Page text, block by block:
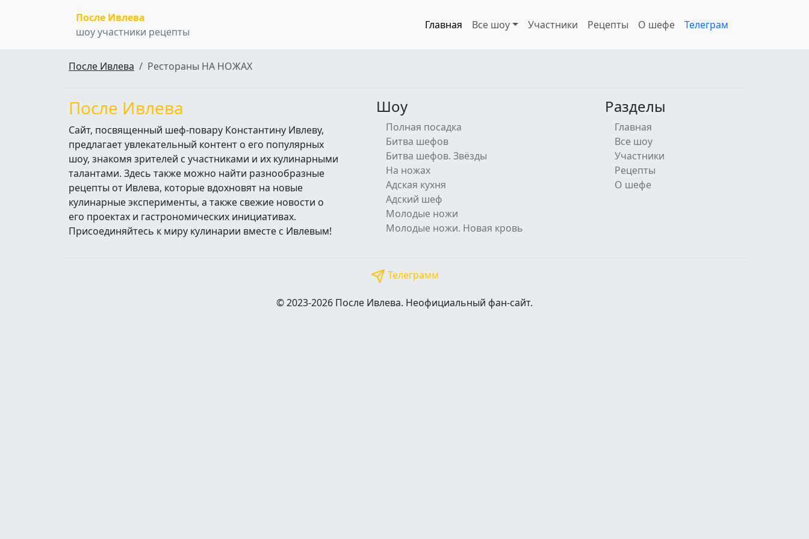
После Ивлева
шоу участники рецепты
Главная Все шоу Участники Рецепты О шефе Телеграм
После Ивлева Рестораны НА НОЖАХ
После Ивлева
Сайт, посвященный шеф-повару Константину Ивлеву,
предлагает увлекательный контент о его популярных
шоу, знакомя зрителей с участниками и их кулинарными
талантами. Здесь также можно найти разнообразные
рецепты от Ивлева, которые вдохновят на новые
кулинарные эксперименты, а также свежие новости о
его проектах и гастрономических инициативах.
Присоединяйтесь к миру кулинарии вместе с Ивлевым!
Шоу
Полная посадка
Битва шефов
Битва шефов. Звёзды
На ножах
Адская кухня
Адский шеф
Молодые ножи
Молодые ножи. Новая кровь
Разделы
Главная
Все шоу
Участники
Рецепты
О шефе
Телеграмм
© 2023-2026 После Ивлева. Неофициальный фан-сайт.